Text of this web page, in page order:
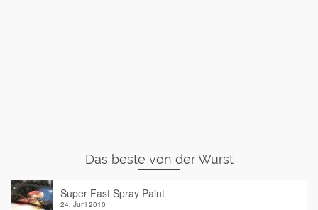
Das beste von der Wurst
Super Fast Spray Paint
24. Juni 2010